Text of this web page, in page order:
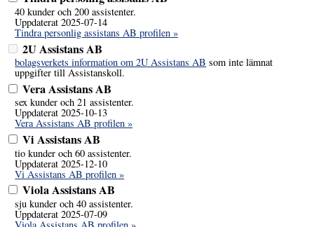
40 kunder och 200 assistenter.
Uppdaterat 2025-07-14
Tindra personlig assistans AB profilen »
2U Assistans AB
bolagsverkets information om 2U Assistans AB som inte lämnat
uppgifter till Assistanskoll.
Vera Assistans AB
sex kunder och 21 assistenter.
Uppdaterat 2025-10-13
Vera Assistans AB profilen »
Vi Assistans AB
tio kunder och 60 assistenter.
Uppdaterat 2025-12-10
Vi Assistans AB profilen »
Viola Assistans AB
sju kunder och 40 assistenter.
Uppdaterat 2025-07-09